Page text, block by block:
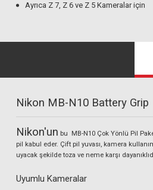
Ayrıca Z 7, Z 6 ve Z 5 Kameralar için
Nikon MB-N10 Battery Grip
Nikon'un bu MB-N10 Çok Yönlü Pil
pil kabul eder. Çift pil yuvası, kamera
uyacak şekilde toza ve neme karşı
Uyumlu Kameralar